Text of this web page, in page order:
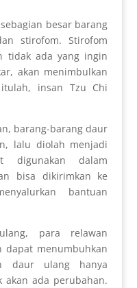
besar barang
stirofom. Stirofom
tidak ada yang ingin
akan menimbulkan
insan Tzu Chi
barang-barang daur
lalu diolah menjadi
digunakan dalam
bisa dikirimkan ke
bantuan
para relawan
dapat menumbuhkan
daur ulang hanya
akan ada perubahan.